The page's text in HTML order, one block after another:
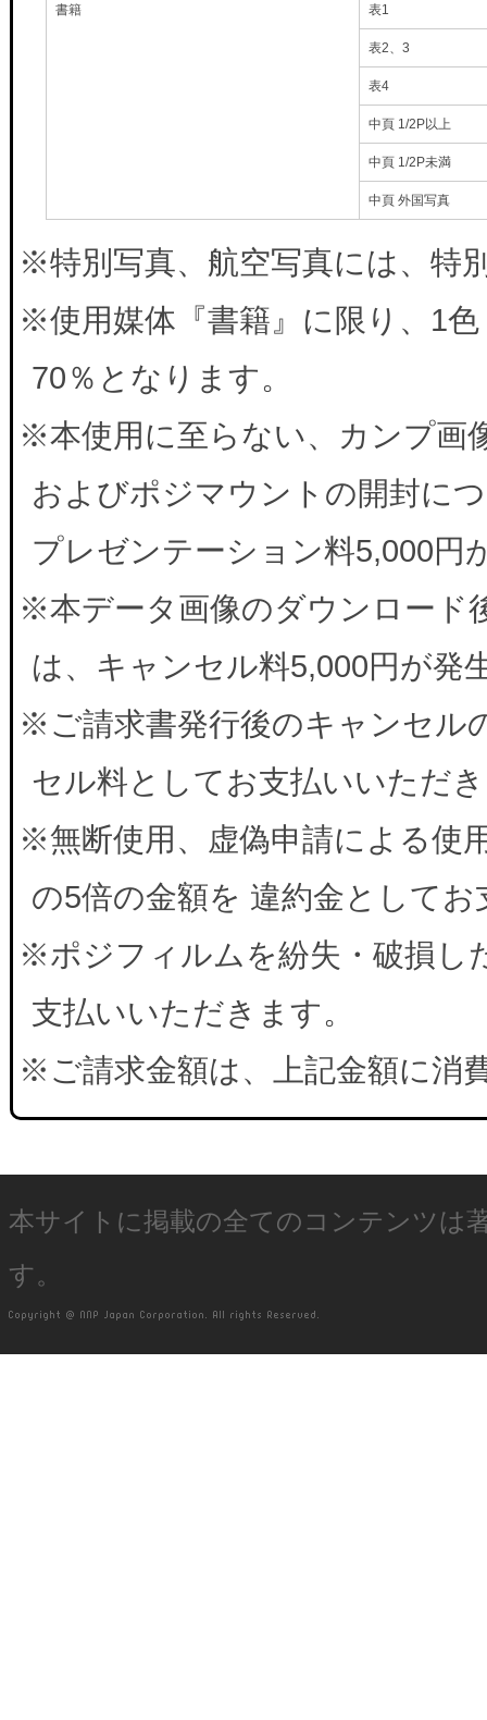
書籍 表1
表2、3
表4
中頁 1/2P以上
中頁 1/2P未満
中頁 外国写真
※特別写真、航空写真には、特
※使用媒体『書籍』に限り、1
70％となります。
※本使用に至らない、カンプ画
およびポジマウントの開封に
プレゼンテーション料5,000円
※本データ画像のダウンロード
は、キャンセル料5,000円が発
※ご請求書発行後のキャンセル
セル料としてお支払いいただ
※無断使用、虚偽申請による使
の5倍の金額を 違約金として
※ポジフィルムを紛失・破損し
支払いいただきます。
※ご請求金額は、上記金額に消
本サイトに掲載の全てのコンテンツは
す。